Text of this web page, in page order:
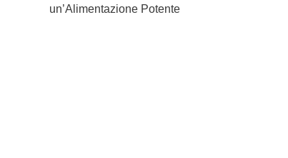
un’Alimentazione Potente